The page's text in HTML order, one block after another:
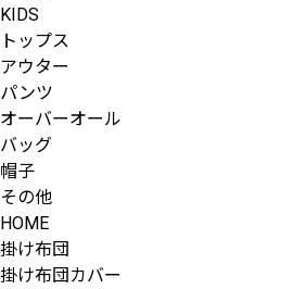
KIDS
トップス
アウター
パンツ
オーバーオール
バッグ
帽子
その他
HOME
掛け布団
掛け布団カバー